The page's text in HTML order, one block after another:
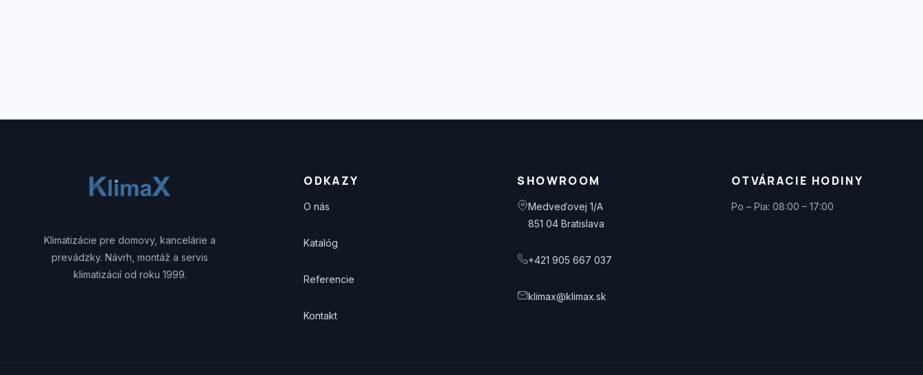
Klimatizácie pre domovy, kancelárie a
prevádzky. Návrh, montáž a servis
klimatizácií od roku 1999.
ODKAZY
O nás
Katalóg
Referencie
Kontakt
SHOWROOM
Medveďovej 1/A
851 04 Bratislava
+421 905 667 037
klimax@klimax.sk
OTVÁRACIE HODINY
Po – Pia: 08:00 – 17:00